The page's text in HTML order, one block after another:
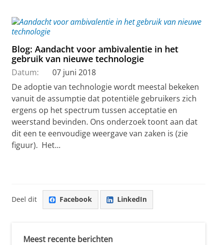
Blog: Aandacht voor ambivalentie in het
gebruik van nieuwe technologie
Datum:
07 juni 2018
De adoptie van technologie wordt meestal bekeken
vanuit de assumptie dat potentiële gebruikers zich
ergens op het spectrum tussen acceptatie en
weerstand bevinden. Ons onderzoek toont aan dat
dit een te eenvoudige weergave van zaken is (zie
figuur). Het...
Deel dit Facebook LinkedIn
Meest recente berichten